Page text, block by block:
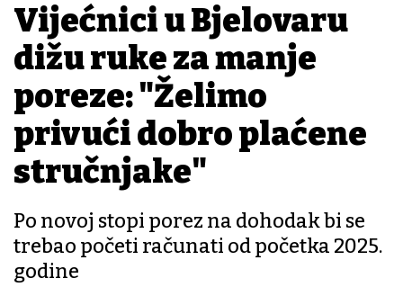
Vijećnici u Bjelovaru
dižu ruke za manje
poreze: "Želimo
privući dobro plaćene
stručnjake"
Po novoj stopi porez na dohodak bi se
trebao početi računati od početka 2025.
godine